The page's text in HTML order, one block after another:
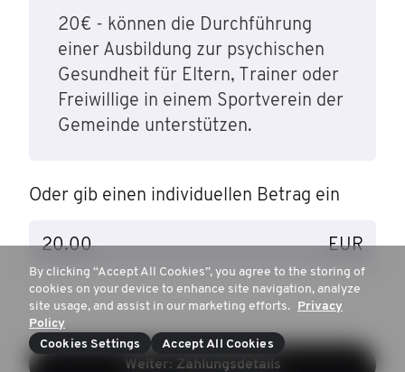
20€ - können die Durchführung
einer Ausbildung zur psychischen
Gesundheit für Eltern, Trainer oder
Freiwillige in einem Sportverein der
Gemeinde unterstützen.
Oder gib einen individuellen Betrag ein
EUR
Weiter: Zahlungsdetails
By clicking “Accept All Cookies”, you agree to the storing of
cookies on your device to enhance site navigation, analyze
site usage, and assist in our marketing efforts. Privacy
Policy
Cookies Settings
Accept All Cookies